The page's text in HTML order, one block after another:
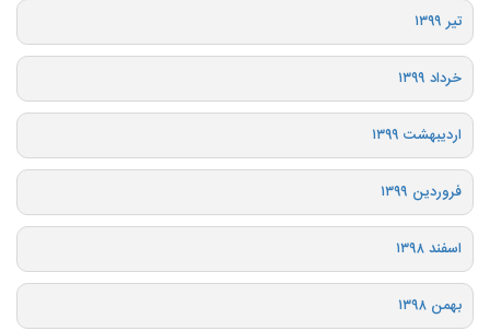
تیر ۱۳۹۹
خرداد ۱۳۹۹
اردیبهشت ۱۳۹۹
فروردین ۱۳۹۹
اسفند ۱۳۹۸
بهمن ۱۳۹۸